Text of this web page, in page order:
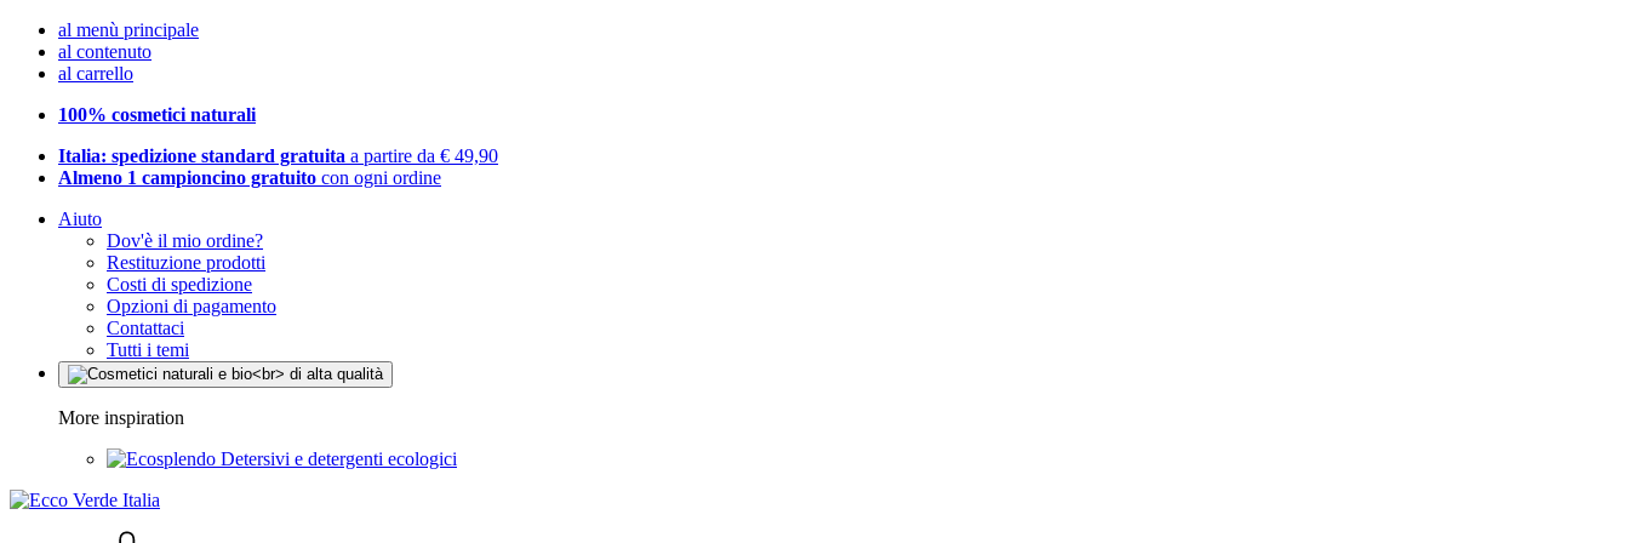
al menù principale
al contenuto
al carrello
100% cosmetici naturali
Italia: spedizione standard gratuita a partire da € 49,90
Almeno 1 campioncino gratuito con ogni ordine
Aiuto
Dov'è il mio ordine?
Restituzione prodotti
Costi di spedizione
Opzioni di pagamento
Contattaci
Tutti i temi
More inspiration
Detersivi e detergenti ecologici